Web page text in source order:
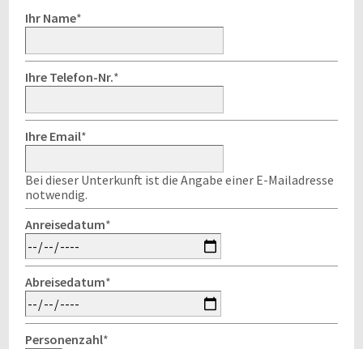
Ihr Name*
Ihre Telefon-Nr.*
Ihre Email*
Bei dieser Unterkunft ist die Angabe einer E-Mailadresse
notwendig.
Anreisedatum*
Abreisedatum*
Personenzahl*